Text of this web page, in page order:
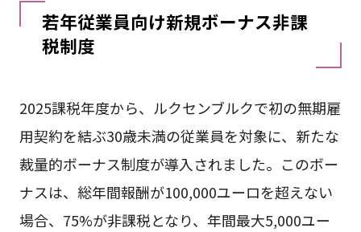
若年従業員向け新規ボーナス非課
税制度
2025課税年度から、ルクセンブルクで初の無期雇
用契約を結ぶ30歳未満の従業員を対象に、新たな
裁量的ボーナス制度が導入されました。このボー
ナスは、総年間報酬が100,000ユーロを超えない
場合、75%が非課税となり、年間最大5,000ユー